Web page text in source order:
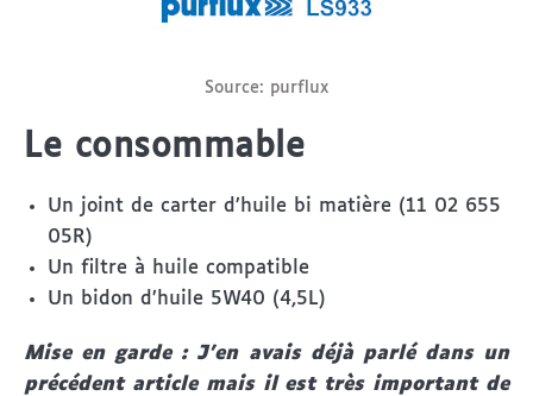
Source: purflux
Le consommable
Un joint de carter d’huile bi matière (11 02 655
05R)
Un filtre à huile compatible
Un bidon d’huile 5W40 (4,5L)
Mise en garde : J’en avais déjà parlé dans un
précédent article mais il est très important de